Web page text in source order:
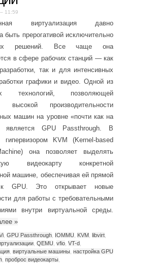
11:59
виртуализация давно
быть прерогативой исключительно
решений. Все чаще она
в сфере рабочих станций — как
так и для интенсивных
графики и видео. Одной из
технологий, позволяющей
высокой производительности
машин на уровне «почти как на
является GPU Passthrough. В
гипервизором KVM (Kernel-based
она позволяет выделять
видеокарту конкретной
машине, обеспечивая ей прямой
GPU. Это открывает новые
для работы с требовательными
внутри виртуальной среды.
»
GPU Passthrough IOMMU KVM libvirt
QEMU vfio VT-d
виртуальные машины настройка GPU
проброс видеокарты